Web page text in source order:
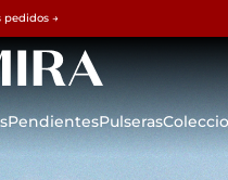
pedidos → gratuito
PendientesPulseras